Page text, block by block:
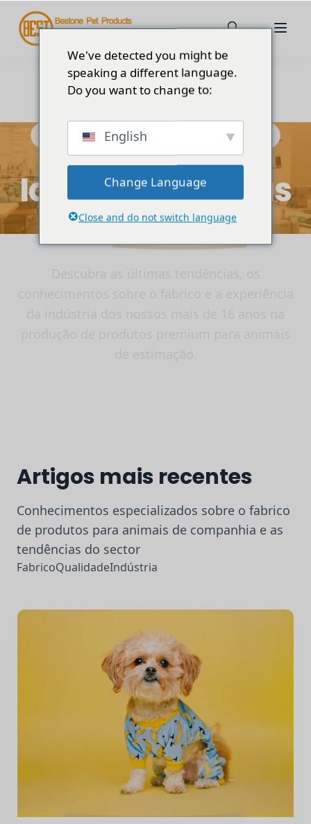
Bestone Pet Products Blogue do fabricante
Ideias e histórias
deBestone
Artigos mais recentes
Conhecimentos especializados sobre o fabrico
de produtos para animais de companhia e as
tendências do sector
FabricoQualidadeIndústria
We've detected you might be
speaking a different language.
Do you want to change to:
English
Change Language
Close and do not switch language